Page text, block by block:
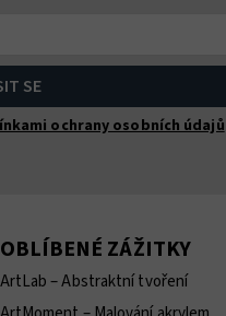
ochrany osobních údajů
OBLÍBENÉ ZÁŽITKY
ArtLab – Abstraktní tvoření